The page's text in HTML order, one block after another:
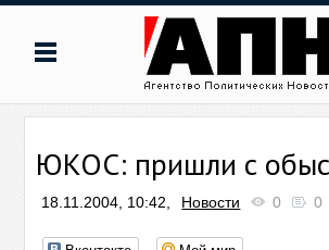
ЮКОС: пришли с
18.11.2004, 10:42, Новости 0 0